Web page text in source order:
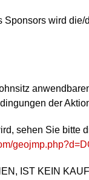
Sponsors wird
der
sehen Sie bitte
IST KEIN